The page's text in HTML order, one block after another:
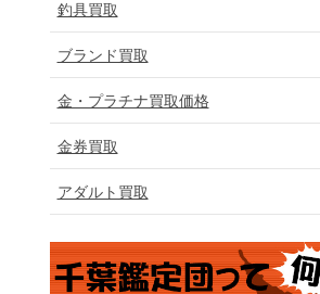
釣具買取
ブランド買取
金・プラチナ買取価格
金券買取
アダルト買取